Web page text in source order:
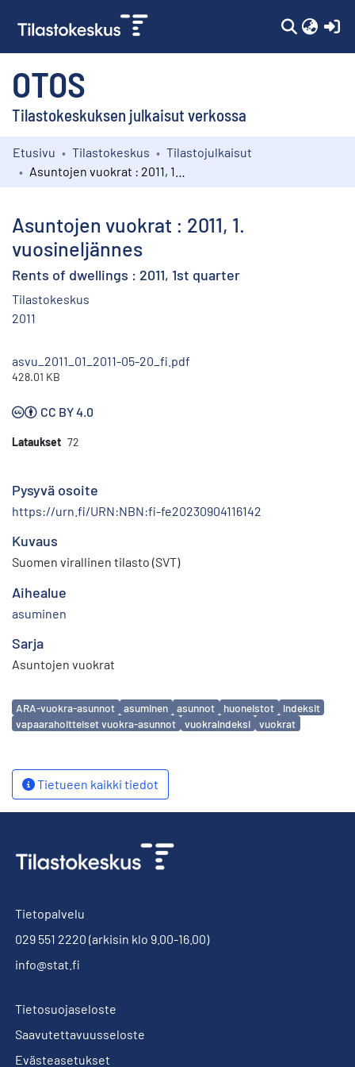
OTOS
Tilastokeskuksen julkaisut verkossa
Kokoelmat
Etusivu Tilastokeskus
Tilastojulkaisut
Asuntojen vuokrat : 2011, 1.
vuosineljännes
Rents of dwellings : 2011, 1st quarter
Tilastokeskus
2011
asvu_2011_01_2011-05-20_fi.pdf
428.01 KB
CC BY 4.0
Lataukset 72
Pysyvä osoite
https://urn.fi/URN:NBN:fi-fe20230904116142
Kuvaus
Suomen virallinen tilasto (SVT)
Aihealue
asuminen
Sarja
Asuntojen vuokrat
Avainsanat
ARA-vuokra-asunnot asuminen asunnot huoneistot
indeksit
vapaarahoitteiset vuokra-asunnot
vuokraindeksi vuokrat
Tietueen kaikki tiedot
Tietopalvelu
029 551 2220 (arkisin klo 9.00-16.00)
info@stat.fi
Tietosuojaseloste
Saavutettavuusseloste
Evästeasetukset